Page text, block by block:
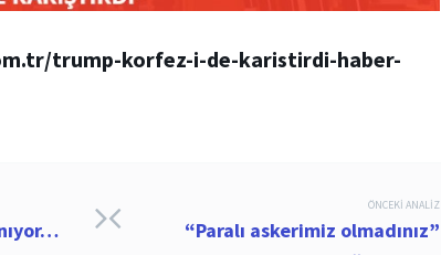
trump-korfez-i-de-karistirdi-haber-
ÖNCEKI ANALIZ
“Paralı askerimiz olmadınız”